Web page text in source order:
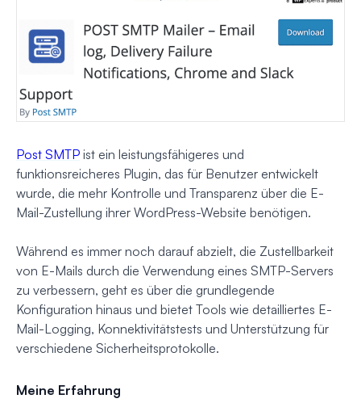
Post SMTP ist ein leistungsfähigeres und
funktionsreicheres Plugin, das für Benutzer entwickelt
wurde, die mehr Kontrolle und Transparenz über die E-
Mail-Zustellung ihrer WordPress-Website benötigen.
Während es immer noch darauf abzielt, die Zustellbarkeit
von E-Mails durch die Verwendung eines SMTP-Servers
zu verbessern, geht es über die grundlegende
Konfiguration hinaus und bietet Tools wie detailliertes E-
Mail-Logging, Konnektivitätstests und Unterstützung für
verschiedene Sicherheitsprotokolle.
Meine Erfahrung